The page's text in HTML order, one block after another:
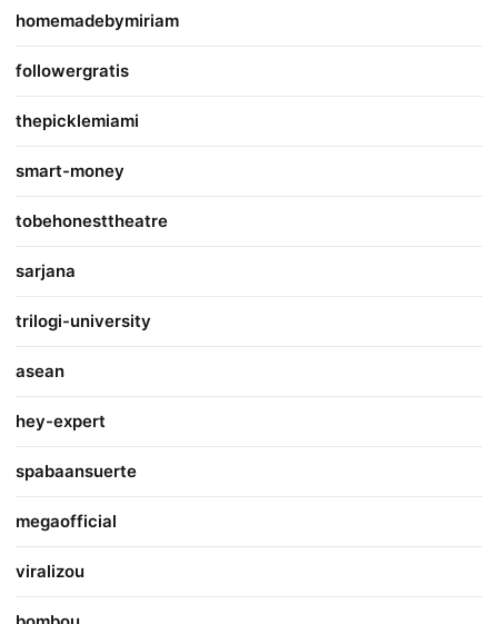
homemadebymiriam
followergratis
thepicklemiami
smart-money
tobehonesttheatre
sarjana
trilogi-university
asean
hey-expert
spabaansuerte
megaofficial
viralizou